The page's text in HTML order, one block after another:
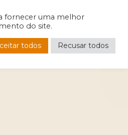
fornecer uma melhor
do site.
todos Recusar todos